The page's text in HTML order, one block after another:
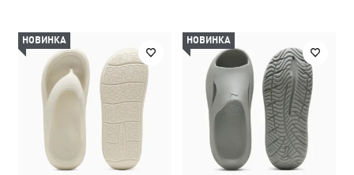
НОВИНКА НОВИНКА